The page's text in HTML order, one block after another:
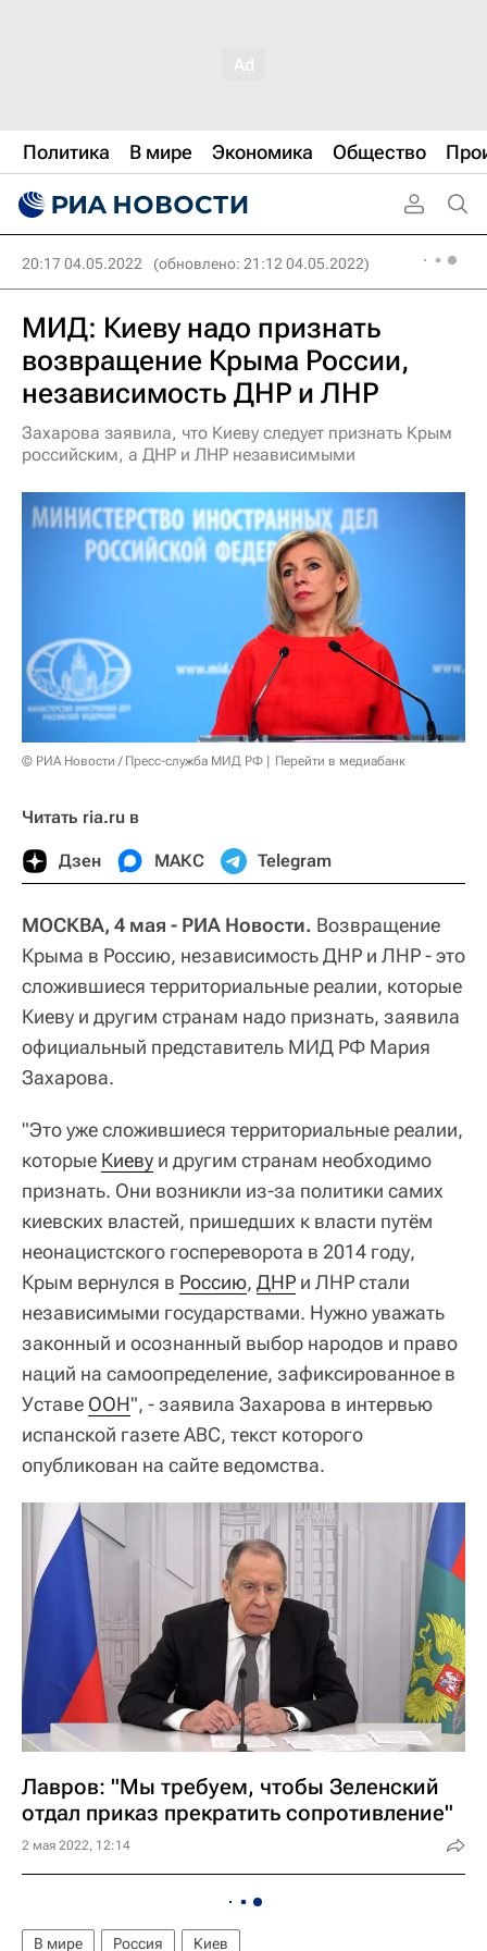
Политика В мире Экономика Общество
20:17 04.05.2022 (обновлено: 21:12 04.05.2022)
МИД: Киеву надо признать
возвращение Крыма России,
независимость ДНР и ЛНР
Захарова заявила, что Киеву следует признать Крым
российским, а ДНР и ЛНР независимыми
© РИА Новости / Пресс-служба МИД РФ Перейти в медиабанк
Читать ria.ru в
Дзен МАКС Telegram
МОСКВА, 4 мая - РИА Новости. Возвращение
Крыма в Россию, независимость ДНР и ЛНР - это
сложившиеся территориальные реалии, которые
Киеву и другим странам надо признать, заявила
официальный представитель МИД РФ Мария
Захарова.
"Это уже сложившиеся территориальные реалии,
которые Киеву и другим странам необходимо
признать. Они возникли из-за политики самих
киевских властей, пришедших к власти путём
неонацистского госпереворота в 2014 году,
Крым вернулся в Россию, ДНР и ЛHP стали
независимыми государствами. Нужно уважать
законный и осознанный выбор народов и право
наций на самоопределение, зафиксированное в
Уставе ООН", - заявила Захарова в интервью
испанской газете ABC, текст которого
опубликован на сайте ведомства.
Лавров: "Мы требуем, чтобы Зеленский
отдал приказ прекратить сопротивление"
2 мая 2022, 12:14
В мире Россия Киев